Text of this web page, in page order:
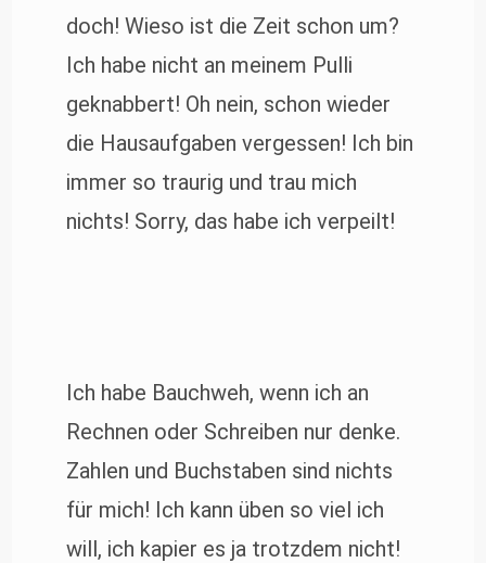
doch! Wieso ist die Zeit schon um?
Ich habe nicht an meinem Pulli
geknabbert! Oh nein, schon wieder
die Hausaufgaben vergessen! Ich bin
immer so traurig und trau mich
nichts! Sorry, das habe ich verpeilt!
Ich habe Bauchweh, wenn ich an
Rechnen oder Schreiben nur denke.
Zahlen und Buchstaben sind nichts
für mich! Ich kann üben so viel ich
will, ich kapier es ja trotzdem nicht!